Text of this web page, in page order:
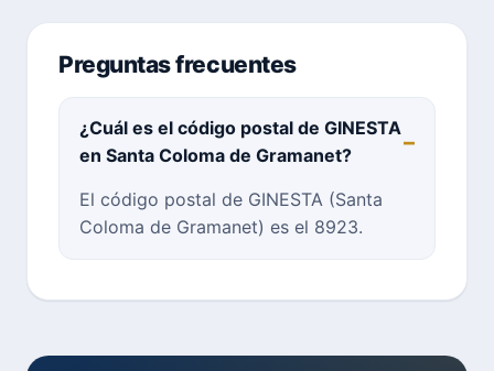
Preguntas frecuentes
¿Cuál es el código postal de GINESTA
en Santa Coloma de Gramanet?
El código postal de GINESTA (Santa
Coloma de Gramanet) es el 8923.